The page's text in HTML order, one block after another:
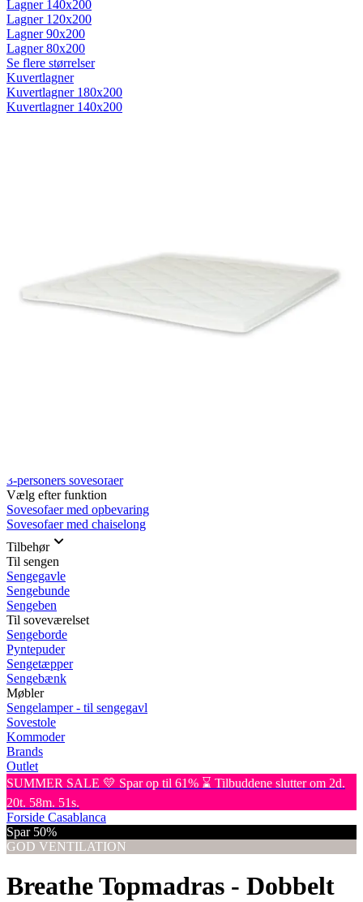
Lagner 140x200
Lagner 120x200
Lagner 90x200
Lagner 80x200
Se flere størrelser
Kuvertlagner
Kuvertlagner 180x200
Kuvertlagner 140x200
Moltonlagner
Stræklagner
3-personers sovesofaer
Vælg efter funktion
Sovesofaer med opbevaring
Sovesofaer med chaiselong
Tilbehør
Til sengen
Sengegavle
Sengebunde
Sengeben
Til soveværelset
Sengeborde
Pyntepuder
Sengetæpper
Sengebænk
Møbler
Sengelamper - til sengegavl
Sovestole
Kommoder
Brands
Outlet
SUMMER SALE 💛 Spar op til 61% ⌛ Tilbuddene slutter om 2d.
20t. 58m. 51s.
Forside Casablanca
Spar 50%
GOD VENTILATION
Breathe Topmadras - Dobbelt